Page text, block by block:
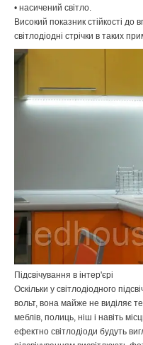
• насичений світло.
Високий показник стійкості до
світлодіодні стрічки в таких
Підсвічування в інтер'єрі
Оскільки у світлодіодного
вольт, вона майже не виділяє
меблів, полиць, ніш і навіть
ефектно світлодіоди будуть